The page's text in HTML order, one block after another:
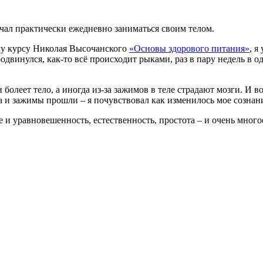
практически ежедневно заниматься своим телом.
курсу Николая Высочанского «Основы здорового питания», я
как-то всё происходит рыками, раз в пару недель в
тело, а иногда из-за зажимов в теле страдают мозги. И
зажимы прошли – я почувствовал как изменилось мое
естественность, простота – и очень